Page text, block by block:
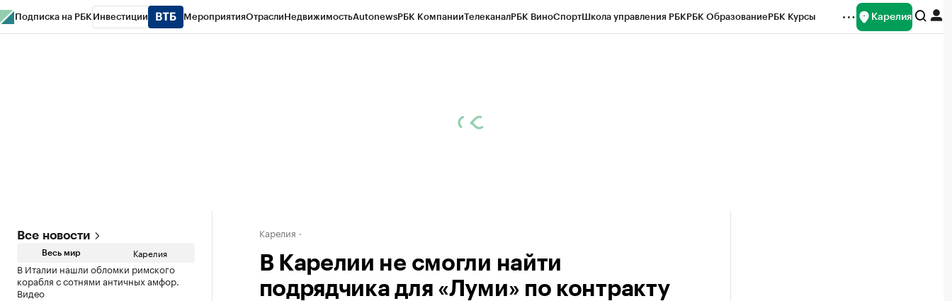
Подписка на РБК Инвестиции МероприятияОтраслиНедвижимостьAutonewsРБК КомпанииТелеканалРБК ВиноСпортШкола управления РБКРБК ОбразованиеРБК Курсы Карелия
Все новости
Весь мир Карелия
В Италии нашли обломки римского
корабля с сотнями античных амфор.
Видео
Карелия
В Карелии не смогли найти
подрядчика для «Луми» по контракту